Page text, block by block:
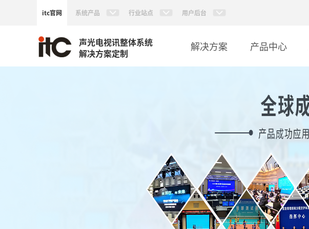
itc官网 系统产品 行业站点 用户后台
声光电视讯整体系统
解决方案定制
解决方案 产品中心